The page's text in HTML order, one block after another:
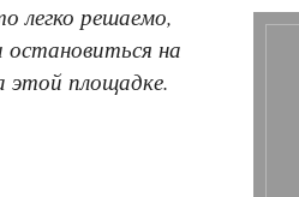
легко решаемо,
остановиться на
этой площадке.